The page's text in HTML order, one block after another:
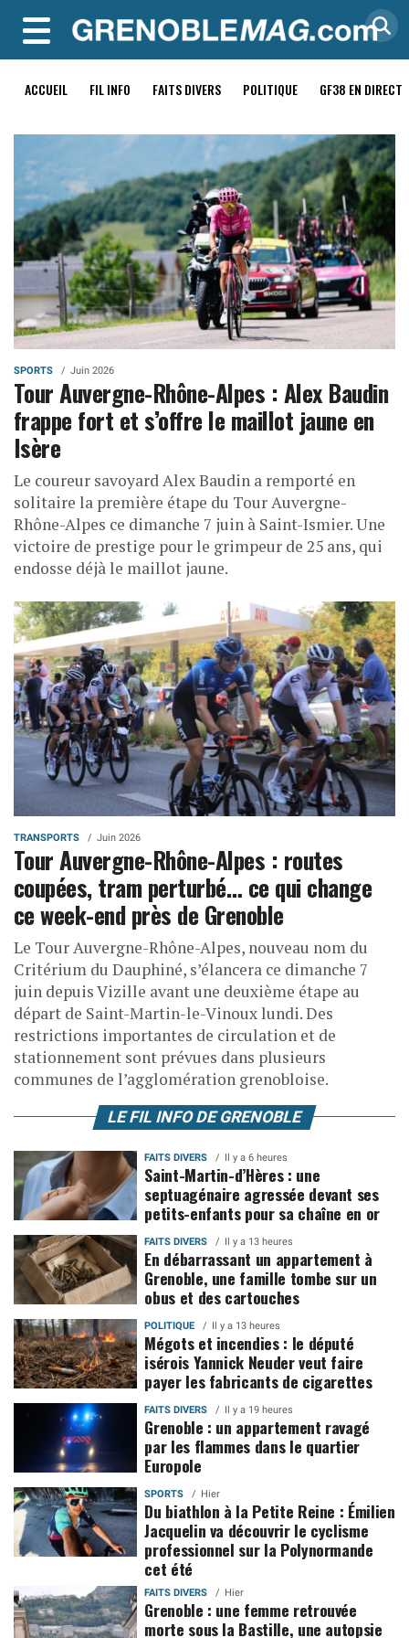
MENU
ACCUEIL FIL INFO FAITS DIVERS POLITIQUE GF38 EN DIRECT
SPORTS Juin 2026
Tour Auvergne-Rhône-Alpes : Alex Baudin
frappe fort et s’offre le maillot jaune en
Isère
Le coureur savoyard Alex Baudin a remporté en
solitaire la première étape du Tour Auvergne-
Rhône-Alpes ce dimanche 7 juin à Saint-Ismier. Une
victoire de prestige pour le grimpeur de 25 ans, qui
endosse déjà le maillot jaune.
TRANSPORTS Juin 2026
Tour Auvergne-Rhône-Alpes : routes
coupées, tram perturbé… ce qui change
ce week-end près de Grenoble
Le Tour Auvergne-Rhône-Alpes, nouveau nom du
Critérium du Dauphiné, s’élancera ce dimanche 7
juin depuis Vizille avant une deuxième étape au
départ de Saint-Martin-le-Vinoux lundi. Des
restrictions importantes de circulation et de
stationnement sont prévues dans plusieurs
communes de l’agglomération grenobloise.
LE FIL INFO DE GRENOBLE
FAITS DIVERS Il y a 6 heures
Saint-Martin-d’Hères : une
septuagénaire agressée devant ses
petits-enfants pour sa chaîne en or
FAITS DIVERS Il y a 13 heures
En débarrassant un appartement à
Grenoble, une famille tombe sur un
obus et des cartouches
POLITIQUE Il y a 13 heures
Mégots et incendies : le député
isérois Yannick Neuder veut faire
payer les fabricants de cigarettes
FAITS DIVERS Il y a 19 heures
Grenoble : un appartement ravagé
par les flammes dans le quartier
Europole
SPORTS Hier
Du biathlon à la Petite Reine : Émilien
Jacquelin va découvrir le cyclisme
professionnel sur la Polynormande
cet été
FAITS DIVERS Hier
Grenoble : une femme retrouvée
morte sous la Bastille, une autopsie